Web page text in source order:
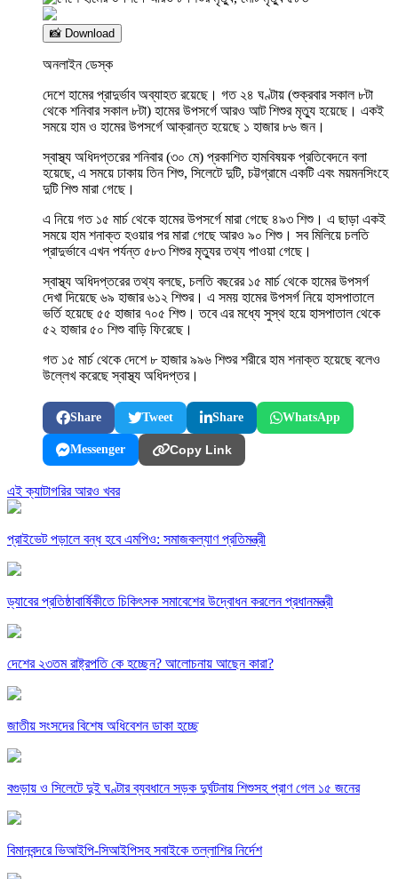
📸 Download
অনলাইন ডেস্ক
দেশে হামের প্রাদুর্ভাব অব্যাহত রয়েছে। গত ২৪ ঘণ্টায় (শুক্রবার সকাল ৮টা
থেকে শনিবার সকাল ৮টা) হামের উপসর্গে আরও আট শিশুর মৃত্যু হয়েছে। একই
সময়ে হাম ও হামের উপসর্গে আক্রান্ত হয়েছে ১ হাজার ৮৬ জন।
স্বাস্থ্য অধিদপ্তরের শনিবার (৩০ মে) প্রকাশিত হামবিষয়ক প্রতিবেদনে বলা
হয়েছে, এ সময়ে ঢাকায় তিন শিশু, সিলেটে দুটি, চট্টগ্রামে একটি এবং ময়মনসিংহে
দুটি শিশু মারা গেছে।
এ নিয়ে গত ১৫ মার্চ থেকে হামের উপসর্গে মারা গেছে ৪৯৩ শিশু। এ ছাড়া একই
সময়ে হাম শনাক্ত হওয়ার পর মারা গেছে আরও ৯০ শিশু। সব মিলিয়ে চলতি
প্রাদুর্ভাবে এখন পর্যন্ত ৫৮৩ শিশুর মৃত্যুর তথ্য পাওয়া গেছে।
স্বাস্থ্য অধিদপ্তরের তথ্য বলছে, চলতি বছরের ১৫ মার্চ থেকে হামের উপসর্গ
দেখা দিয়েছে ৬৯ হাজার ৬১২ শিশুর। এ সময় হামের উপসর্গ নিয়ে হাসপাতালে
ভর্তি হয়েছে ৫৫ হাজার ৭০৫ শিশু। তবে এর মধ্যে সুস্থ হয়ে হাসপাতাল থেকে
৫২ হাজার ৫০ শিশু বাড়ি ফিরেছে।
গত ১৫ মার্চ থেকে দেশে ৮ হাজার ৯৯৬ শিশুর শরীরে হাম শনাক্ত হয়েছে বলেও
উল্লেখ করেছে স্বাস্থ্য অধিদপ্তর।
Share Tweet Share WhatsApp
Messenger Copy Link
এই ক্যাটাগরির আরও খবর
প্রাইভেট পড়ালে বন্ধ হবে এমপিও: সমাজকল্যাণ প্রতিমন্ত্রী
ড্যাবের প্রতিষ্ঠাবার্ষিকীতে চিকিৎসক সমাবেশের উদ্বোধন করলেন প্রধানমন্ত্রী
দেশের ২৩তম রাষ্ট্রপতি কে হচ্ছেন? আলোচনায় আছেন কারা?
জাতীয় সংসদের বিশেষ অধিবেশন ডাকা হচ্ছে
বগুড়ায় ও সিলেটে দুই ঘণ্টার ব্যবধানে সড়ক দুর্ঘটনায় শিশুসহ প্রাণ গেল ১৫ জনের
বিমানবন্দরে ভিআইপি-সিআইপিসহ সবাইকে তল্লাশির নির্দেশ